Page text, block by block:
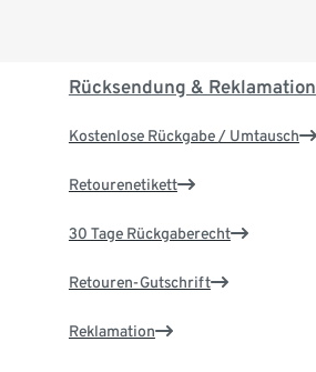
Rücksendung & Reklamation
Kostenlose Rückgabe / Umtausch
Retourenetikett
30 Tage Rückgaberecht
Retouren-Gutschrift
Reklamation